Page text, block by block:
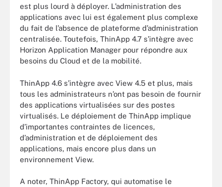
est plus lourd à déployer. L’administration des
applications avec lui est également plus complexe
du fait de l’absence de plateforme d’administration
centralisée. Toutefois, ThinApp 4.7 s’intègre avec
Horizon Application Manager pour répondre aux
besoins du Cloud et de la mobilité.
ThinApp 4.6 s’intègre avec View 4.5 et plus, mais
tous les administrateurs n’ont pas besoin de fournir
des applications virtualisées sur des postes
virtualisés. Le déploiement de ThinApp implique
d’importantes contraintes de licences,
d’administration et de déploiement des
applications, mais encore plus dans un
environnement View.
A noter, ThinApp Factory, qui automatise le